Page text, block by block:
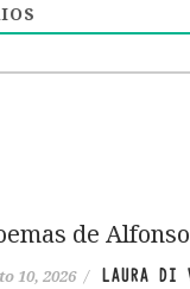
de
10, 2026 / LAURA DI